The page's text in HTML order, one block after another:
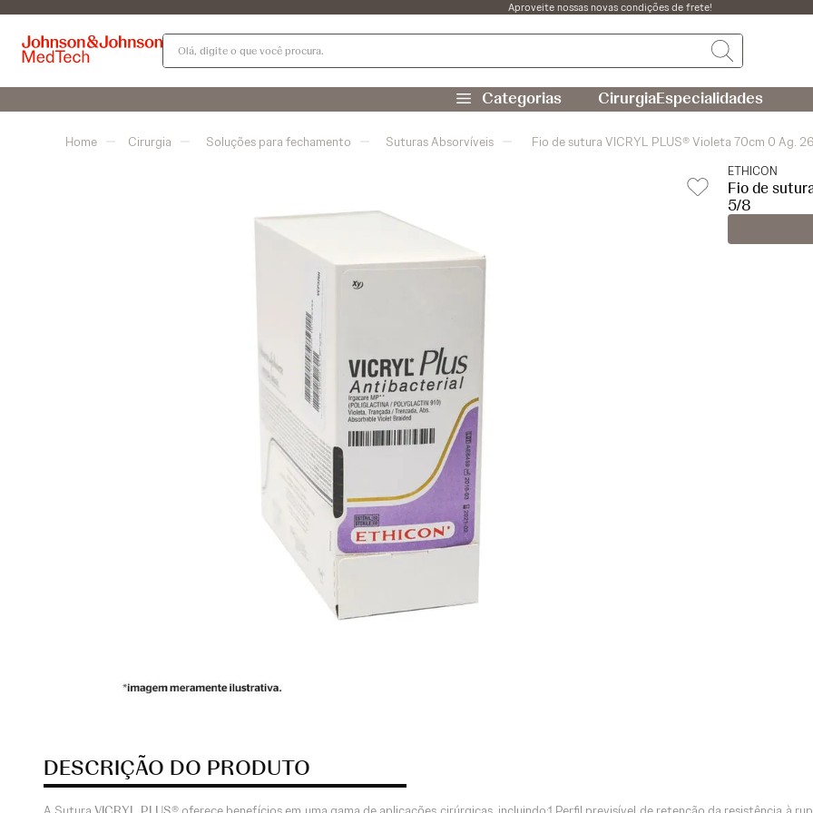
Aproveite nossas novas condições de frete!
Olá, digite o que você procura.
CirurgiaEspecialidades
Cirurgia Soluções para fechamento Suturas Absorvíveis Fio de sutura VICRYL PLUS® Violeta 70cm 0 Ag.
ETHICON
Fio de
5/8
DESCRIÇÃO DO PRODUTO